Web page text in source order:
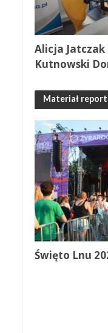
Alicja Jatczak
Kutnowski
Materiał
Święto Lnu